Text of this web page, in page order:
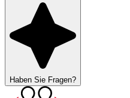
Haben Sie Fragen?